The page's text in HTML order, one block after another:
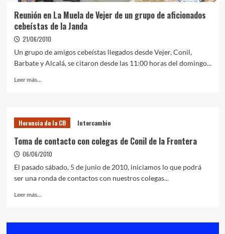
Reunión en La Muela de Vejer de un grupo de aficionados
cebeístas de la Janda
21/06/2010
Un grupo de amigos cebeístas llegados desde Vejer, Conil,
Barbate y Alcalá, se citaron desde las 11:00 horas del domingo...
Leer más...
Herencia de la CB Intercambio
Toma de contacto con colegas de Conil de la Frontera
06/06/2010
El pasado sábado, 5 de junio de 2010, iniciamos lo que podrá
ser una ronda de contactos con nuestros colegas...
Leer más...